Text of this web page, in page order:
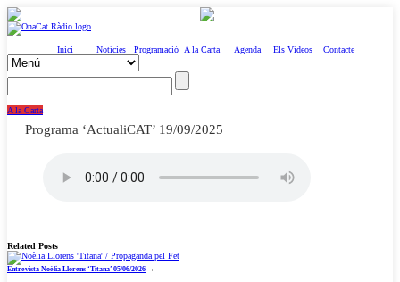
Inici Notícies Programació A la Carta Agenda Els Vídeos Contacte
A la Carta
Programa ‘ActualiCAT’ 19/09/2025
Related Posts
Entrevista Noèlia Llorens ‘Titana’ 05/06/2026 →